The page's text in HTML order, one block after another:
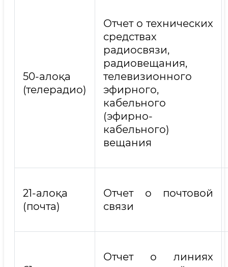
50-алоқа
(телерадио)
Отчет о технических
средствах
радиосвязи,
радиовещания,
телевизионного
эфирного,
кабельного
(эфирно-
кабельного)
вещания
21-алоқа
(почта)
Отчет о почтовой
связи
Отчет о линиях